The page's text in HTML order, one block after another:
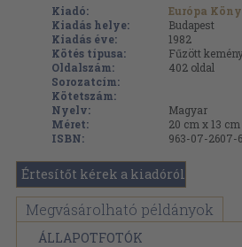
Kiadó:
Európa
Kiadás helye:
Budapest
Kiadás éve:
1982
Kötés típusa:
Fűzött
Oldalszám:
402 oldal
Sorozatcím:
Kötetszám:
Nyelv:
Magyar
Méret:
20 cm x 13 cm
ISBN:
963-07-2607-6
Értesítőt kérek a kiadóról
Megvásárolható példányok
ÁLLAPOTFOTÓK